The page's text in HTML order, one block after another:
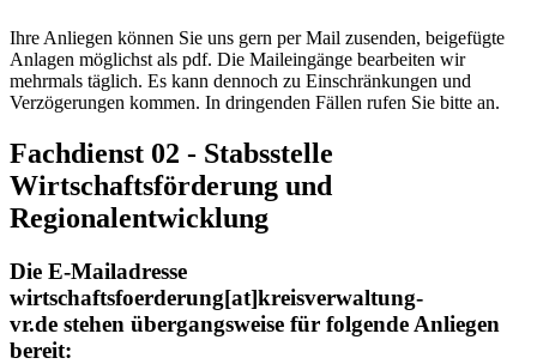
Ihre Anliegen können Sie uns gern per Mail zusenden, beigefügte
Anlagen möglichst als pdf. Die Maileingänge bearbeiten wir
mehrmals täglich. Es kann dennoch zu Einschränkungen und
Verzögerungen kommen. In dringenden Fällen rufen Sie bitte an.
Fachdienst 02 - Stabsstelle
Wirtschaftsförderung und
Regionalentwicklung
Die E-Mailadresse
wirtschaftsfoerderung[at]kreisverwaltung-
vr.de stehen übergangsweise für folgende Anliegen
bereit: